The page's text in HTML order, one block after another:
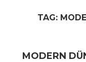
TAG:
MODERN